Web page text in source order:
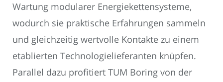
Wartung modularer Energiekettensysteme,
wodurch sie praktische Erfahrungen sammeln
und gleichzeitig wertvolle Kontakte zu einem
etablierten Technologielieferanten knüpfen.
Parallel dazu profitiert TUM Boring von der